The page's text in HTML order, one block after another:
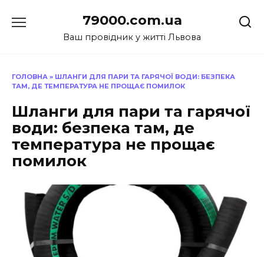
до
79000.com.ua
Ваш провідник у житті Львова
ГОЛОВНА » ШЛАНГИ ДЛЯ ПАРИ ТА ГАРЯЧОЇ ВОДИ: БЕЗПЕКА
ТАМ, ДЕ ТЕМПЕРАТУРА НЕ ПРОЩАЄ ПОМИЛОК
Шланги для пари та гарячої
води: безпека там, де
температура не прощає
помилок